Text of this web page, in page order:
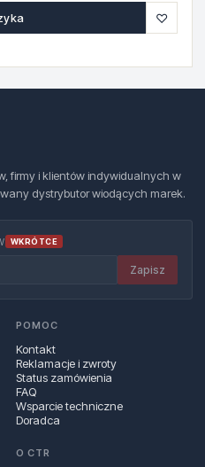
♡
firmy i klientów indywidualnych w
dystrybutor wiodących marek.
WKRÓTCE
Zapisz
POMOC
Kontakt
Reklamacje i zwroty
Status zamówienia
FAQ
Wsparcie techniczne
Doradca
O CTR